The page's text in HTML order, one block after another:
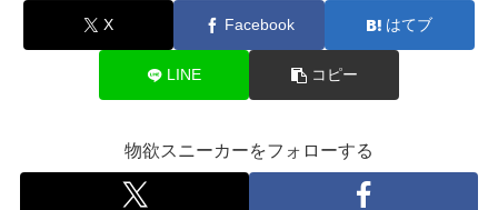
X Facebook はてブ
LINE コピー
物欲スニーカーをフォローする